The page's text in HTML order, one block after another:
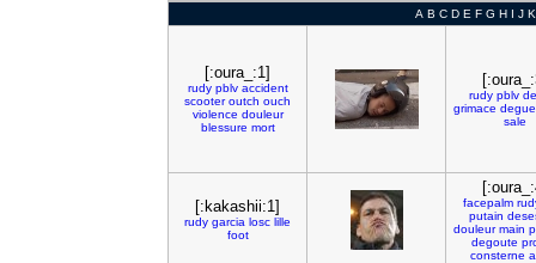
A B C D E F G H I J K
[:oura_:1]
rudy pblv accident
scooter outch ouch
violence douleur
blessure mort
rudy pblv
grimace
sale
[:kakashii:1]
rudy garcia losc lille
foot
facepalm
putain
douleur main
degoute
consterne